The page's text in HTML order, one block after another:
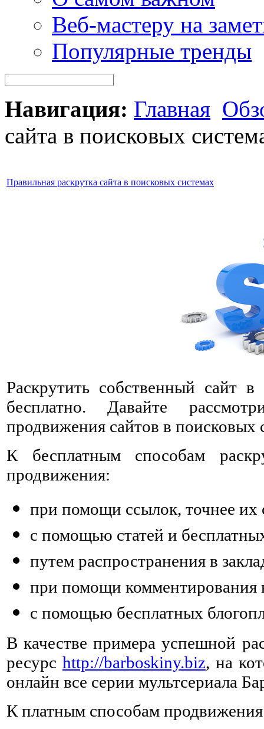
Веб-мастеру на
Популярные тренды
Навигация: Главная
сайта в поисковых
Правильная раскрутка сайта в поисковых системах
Раскрутить собственный сайт
бесплатно. Давайте
продвижения сайтов в поисковых
К бесплатным способам
продвижения:
при помощи ссылок, точнее их
с помощью статей и
путем распространения в
при помощи комментирования
с помощью бесплатных
В качестве примера успешной
ресурс http://barboskiny.biz, на
онлайн все серии мультсериала
К платным способам